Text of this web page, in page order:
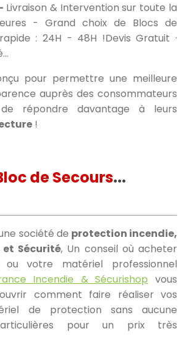
Livraison & Intervention sur toute la
- Grand choix de Blocs de
: 24H - 48H !Devis Gratuit ·
pour permettre une meilleure
auprès des consommateurs
répondre davantage à leurs
!
de Secours...
société de protection incendie,
et Sécurité, Un conseil où acheter
votre matériel professionnel
Incendie & Sécurishop vous
comment faire réaliser vos
de protection sans aucune
pour un prix très